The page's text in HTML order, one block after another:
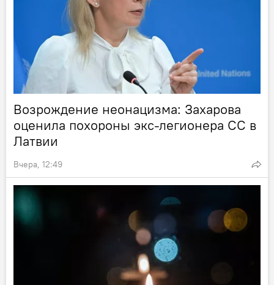
Возрождение неонацизма: Захарова
оценила похороны экс-легионера СС в
Латвии
Вчера, 12:49